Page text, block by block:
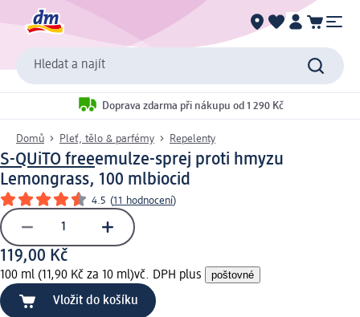
Hledat a najít
Doprava zdarma při nákupu od 1 290 Kč
Domů Pleť, tělo & parfémy Repelenty
S-QUiTO freeemulze-sprej proti hmyzu
Lemongrass, 100 mlbiocid
4.5 (11 hodnocení)
119,00 Kč
100 ml (11,90 Kč za 10 ml)vč. DPH plus poštovné
Vložit do košíku